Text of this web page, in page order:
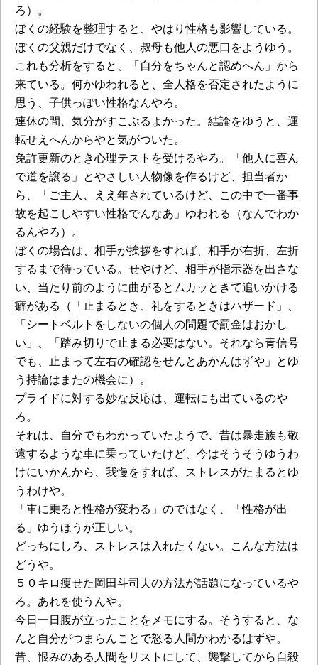
ろ）。
ぼくの経験を整理すると、やはり性格も影響している。
ぼくの父親だけでなく、叔母も他人の悪口をようゆう。
これも分析をすると、「自分をちゃんと認めへん」から
来ている。何かゆわれると、全人格を否定されたように
思う、子供っぽい性格なんやろ。
連休の間、気分がすこぶるよかった。結論をゆうと、運
転せえへんからやと気がついた。
免許更新のとき心理テストを受けるやろ。「他人に喜ん
で道を譲る」とやさしい人物像を作るけど、担当者か
ら、「ご主人、ええ年されているけど、この中で一番事
故を起こしやすい性格でんなあ」ゆわれる（なんでわか
るんやろ）。
ぼくの場合は、相手が挨拶をすれば、相手が右折、左折
するまで待っている。せやけど、相手が指示器を出さな
い、当たり前のように曲がるとムカッときて追いかける
癖がある（「止まるとき、礼をするときはハザード」、
「シートベルトをしないの個人の問題で罰金はおかし
い」、「踏み切りで止まる必要はない。それなら青信号
でも、止まって左右の確認をせんとあかんはずや」とゆ
う持論はまたの機会に）。
プライドに対する妙な反応は、運転にも出ているのや
ろ。
それは、自分でもわかっていたようで、昔は暴走族も敬
遠するような車に乗っていたけど、今はそうそうゆうわ
けにいかんから、我慢をすれば、ストレスがたまるとゆ
うわけや。
「車に乗ると性格が変わる」のではなく、「性格が出
る」ゆうほうが正しい。
どっちにしろ、ストレスは入れたくない。こんな方法は
どうや。
５０キロ痩せた岡田斗司夫の方法が話題になっているや
ろ。あれを使うんや。
今日一日腹が立ったことをメモにする。そうすると、な
んと自分がつまらんことで怒る人間かわかるはずや。
昔、恨みのある人間をリストにして、襲撃してから自殺